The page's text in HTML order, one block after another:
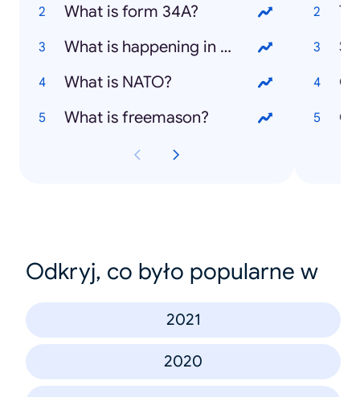
What is form 34A?
What is happening in Ukraine?
What is NATO?
What is freemason?
Odkryj, co było popularne w
2021
2020